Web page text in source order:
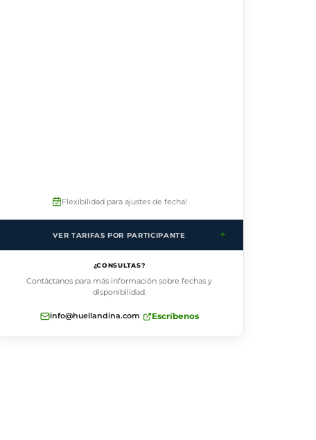
Flexibilidad para ajustes de fecha!
VER TARIFAS POR PARTICIPANTE +
CLP$ 500.000
¿CONSULTAS?
Contáctanos para más información sobre fechas y
disponibilidad.
info@huellandina.com Escríbenos